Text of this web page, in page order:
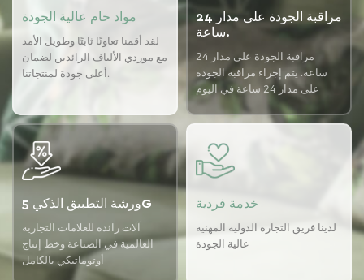
مواد خام عالية الجودة
لقد أقمنا تعاونًا ثابتًا وطويل الأمد
مع موردي الألياف الرائدين لضمان
أعلى جودة لمنتجاتنا.
مراقبة الجودة على مدار 24
ساعة.
مراقبة الجودة على مدار 24
ساعة. يتم إجراء مراقبة الجودة
على مدار 24 ساعة في اليوم
باستخدام نظام ضمان الجودة
USTER لضمان اتساق الجودة
ورشة التطبيق الذكي 5G
آلات رائدة للعلامات التجارية
العالمية في الصناعة وخط إنتاج
أوتوماتيكي بالكامل
خدمة فردية
لدينا فريق التجارة الدولية المهنية
عالية الجودة